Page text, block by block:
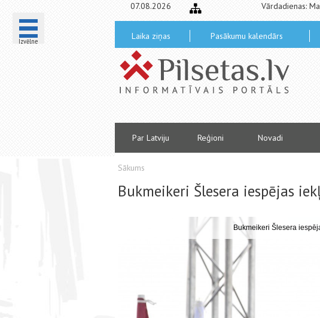
Izvēlne
07.08.2026 Vārdadienas:
Laika ziņas Pasākumu kalendārs
Par Latviju Reģioni Novadi
Sākums
Bukmeikeri Šlesera iespējas
Bukmeikeri Šlesera